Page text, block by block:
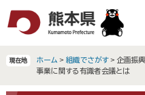
現在地 ホーム > 組織でさがす > 企画振
事業に関する有識者会議とは